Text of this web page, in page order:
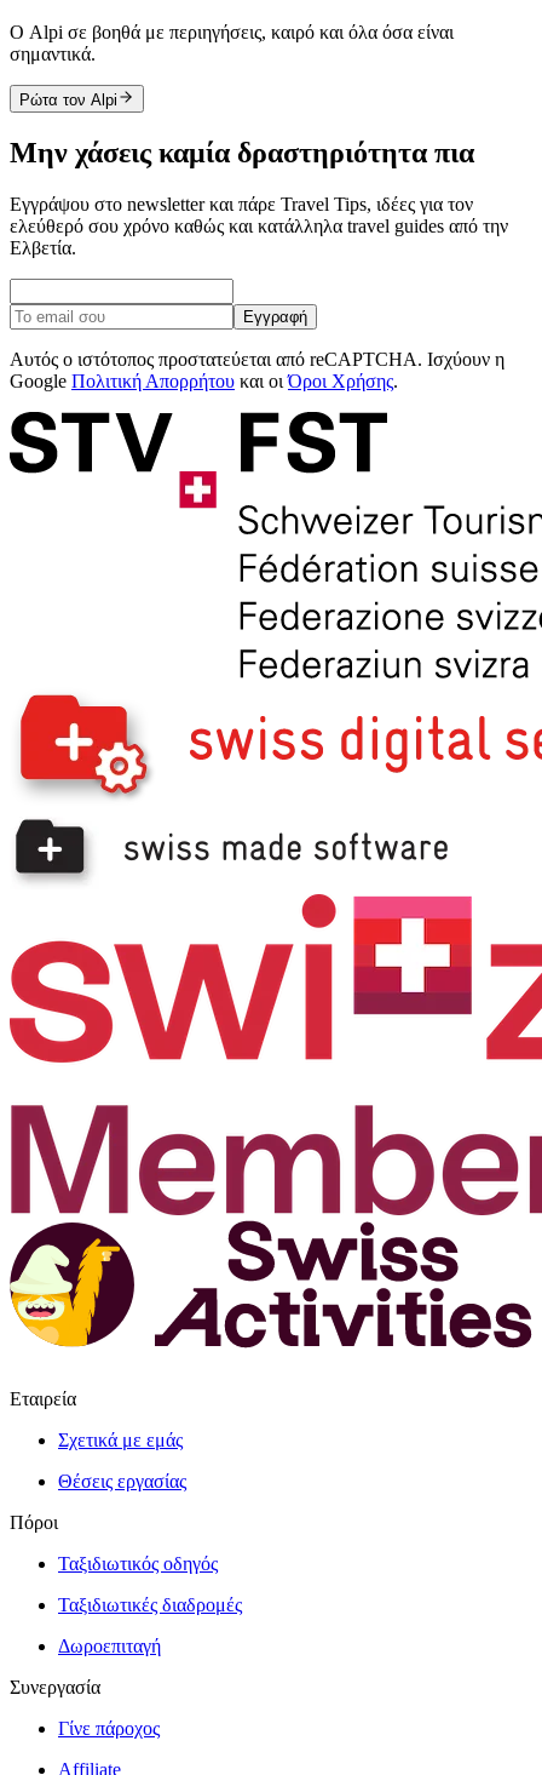
Ο Alpi σε βοηθά με περιηγήσεις, καιρό και όλα όσα είναι
σημαντικά.
Ρώτα τον Alpi
Μην χάσεις καμία δραστηριότητα πια
Εγγράψου στο newsletter και πάρε Travel Tips, ιδέες για τον
ελεύθερό σου χρόνο καθώς και κατάλληλα travel guides από την
Ελβετία.
Εγγραφή
Αυτός ο ιστότοπος προστατεύεται από reCAPTCHA. Ισχύουν η
Google Πολιτική Απορρήτου και οιΌροι Χρήσης.
Εταιρεία
Σχετικά με εμάς
Θέσεις εργασίας
Πόροι
Ταξιδιωτικός οδηγός
Ταξιδιωτικές διαδρομές
Δωροεπιταγή
Συνεργασία
Γίνε πάροχος
Affiliate